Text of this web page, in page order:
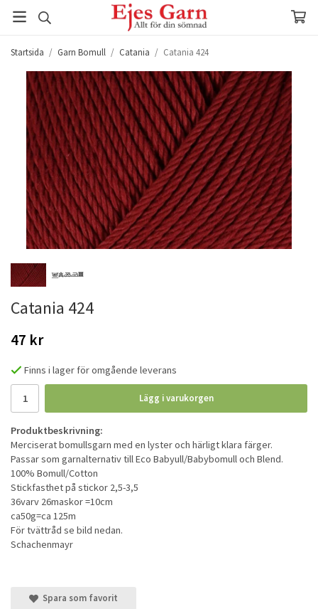
Startsida / Garn Bomull / Catania / Catania 424
Catania 424
47 kr
Finns i lager för omgående leverans
Lägg i varukorgen
Produktbeskrivning:
Merciserat bomullsgarn med en lyster och härligt klara färger.
Passar som garnalternativ till Eco Babyull/Babybomull och Blend.
100% Bomull/Cotton
Stickfasthet på stickor 2,5-3,5
36varv 26maskor =10cm
ca50g=ca 125m
För tvättråd se bild nedan.
Schachenmayr
Spara som favorit